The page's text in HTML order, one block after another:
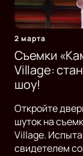
2 марта
Съемки
Village:
шоу!
Откройте
шуток на
Village.
свидетелем